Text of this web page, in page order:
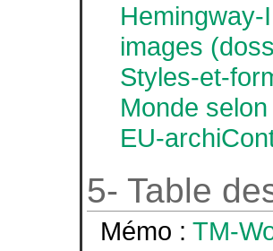
images
Styles-et-
Monde
EU-
5- Table
Mémo : TM-